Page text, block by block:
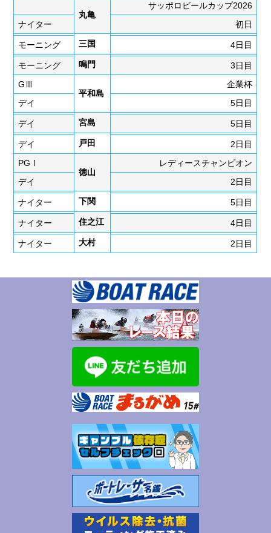
丸亀
サッポロビールカップ2026
ナイター
初日
三国
モーニング
4日目
鳴門
モーニング
3日目
GⅢ
平和島
企業杯
デイ
5日目
宮島
デイ
5日目
戸田
デイ
2日目
PGⅠ
徳山
レディースチャンピオン
デイ
2日目
下関
ナイター
5日目
住之江
ナイター
4日目
大村
ナイター 2日目
丸亀
サッポロビールカップ2026
三国
鳴門
平和島
宮島
レディースチャンピオン
児島
下関
住之江
大村
丸亀
サッポロビールカップ2026
三国
鳴門
戸田
レディースチャンピオン
児島
尼崎
住之江
大村
若松